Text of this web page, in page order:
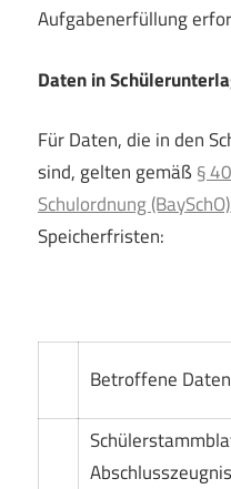
Aufgabenerfüllung
Daten in
Für Daten, die in den
sind, gelten gemäß §
Schulordnung (BaySchO)
Speicherfristen:
Betroffene Daten